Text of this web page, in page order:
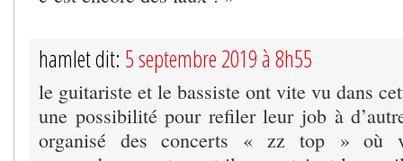
hamlet dit: 5 septembre 2019 à 8h55
le guitariste et le bassiste ont vite vu dans
une possibilité pour refiler leur job à
organisé des concerts « zz top » où